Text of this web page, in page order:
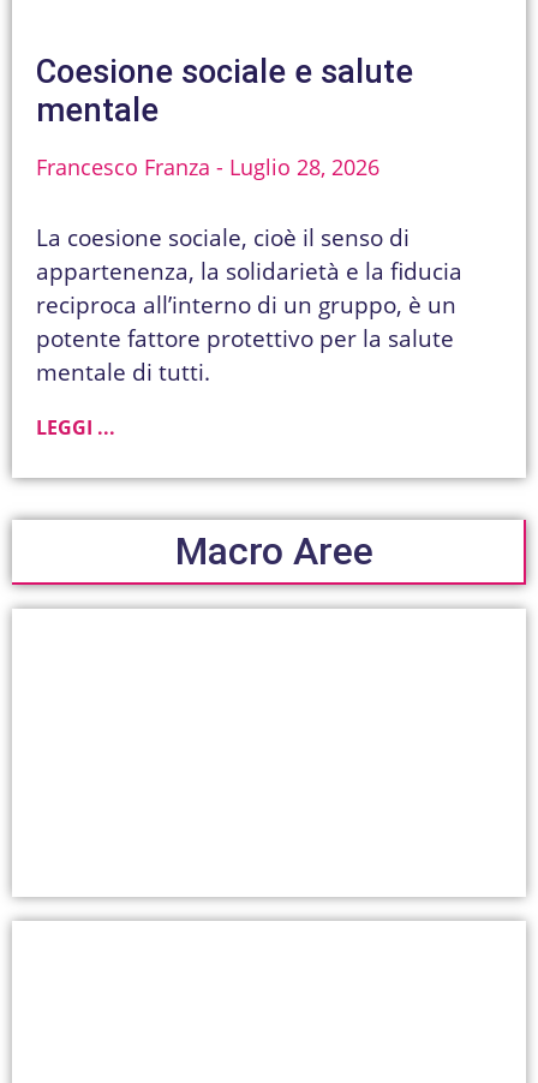
Coesione sociale e salute
mentale
Francesco Franza Luglio 28, 2026
La coesione sociale, cioè il senso di
appartenenza, la solidarietà e la fiducia
reciproca all’interno di un gruppo, è un
potente fattore protettivo per la salute
mentale di tutti.
LEGGI ...
Macro Aree